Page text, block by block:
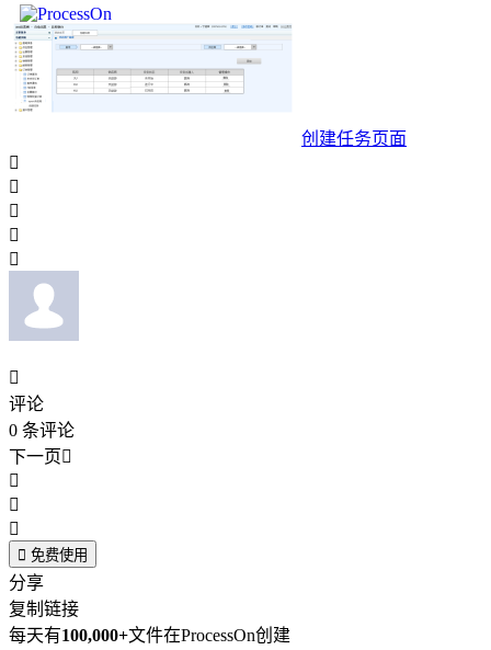
创建任务页面






评论
0 条评论
下一页



 免费使用
分享
复制链接
每天有100,000+文件在ProcessOn创建